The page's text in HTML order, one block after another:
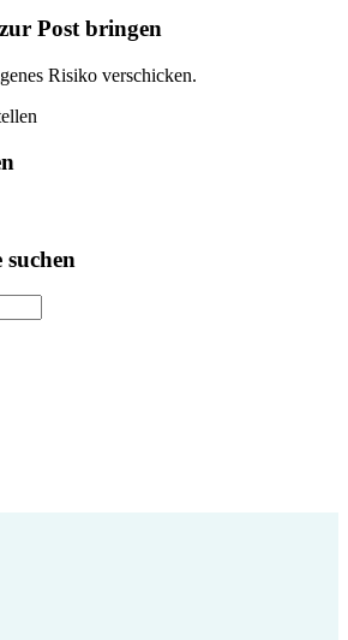
Post bringen
Risiko verschicken.
suchen